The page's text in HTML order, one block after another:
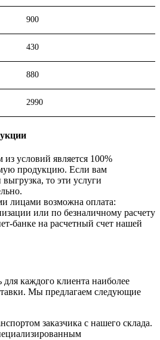
900
430
880
2990
условий является 100%
продукцию. Если вам
то эти услуги
лицами возможна оплата:
или по безналичному расчету
банке на расчетный счет нашей
каждого клиента наиболее
Мы предлагаем следующие
заказчика с нашего склада.